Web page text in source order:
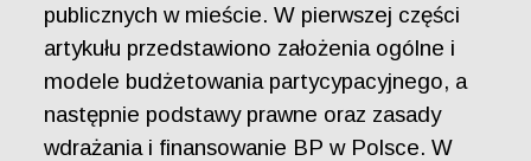
publicznych w mieście. W pierwszej części
artykułu przedstawiono założenia ogólne i
modele budżetowania partycypacyjnego, a
następnie podstawy prawne oraz zasady
wdrażania i finansowanie BP w Polsce. W